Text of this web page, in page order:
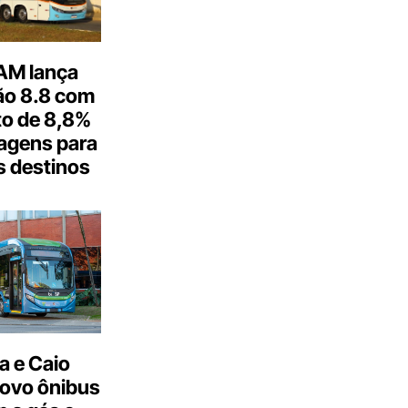
lança
8.8 com
de 8,8%
para
destinos
e Caio
ônibus